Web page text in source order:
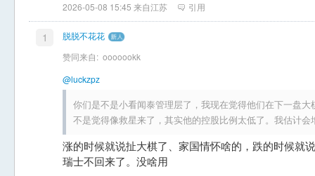
2026-05-08 15:45 来自江苏 引用
1
脱脱不花花
赞同来自: ooooookk
@luckzpz
你们是不是小看闻泰管理层了，我现在觉得他们在下一盘
不是觉得像救星来了，其实他的控股比例太低了。我估计
涨的时候就说扯大棋了、家国情怀啥的，跌的时候就
瑞士不回来了。没啥用